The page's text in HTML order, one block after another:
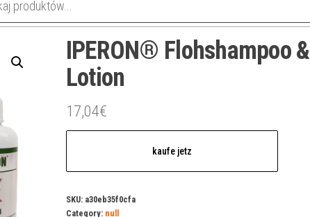
IPERON® Flohshampoo &
Lotion
17,04€
kaufe jetz
SKU: a30eb35f0cfa
Category: null